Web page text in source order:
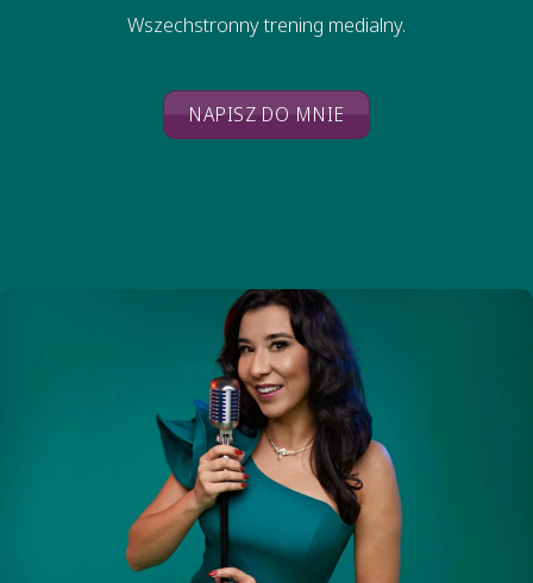
Wszechstronny trening medialny.
NAPISZ DO MNIE